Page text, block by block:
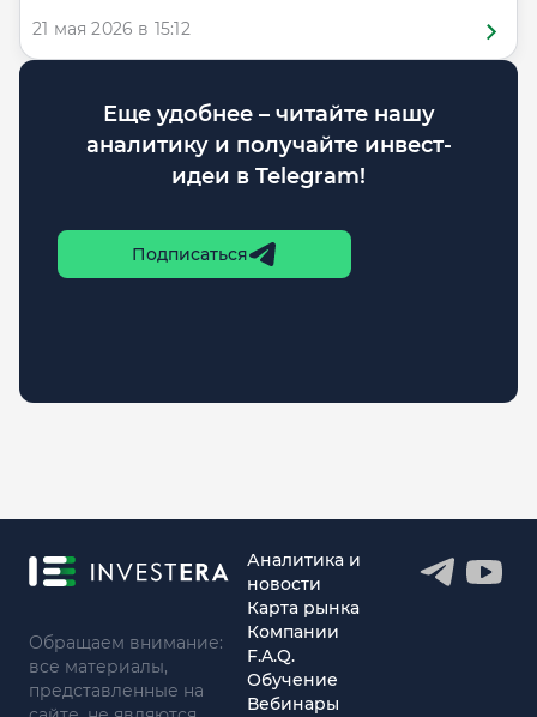
21 мая 2026 в 15:12
Еще удобнее – читайте нашу
аналитику и получайте инвест-
идеи в Telegram!
Подписаться
Обращаем внимание:
все материалы,
представленные на
Аналитика и
новости
Карта рынка
Компании
F.A.Q.
Обучение
Вебинары